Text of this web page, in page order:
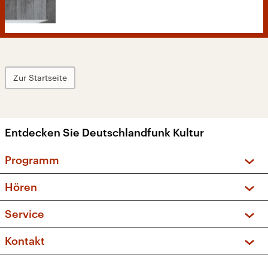
Zur Startseite
Entdecken Sie Deutschlandfunk Kultur
Programm
Sendungen und Podcasts
Musikliste
Kakadu – Das Kinderprogramm
Hören
Frequenzen (UKW + DAB+)
Service
FAQ
Apps
Kontakt